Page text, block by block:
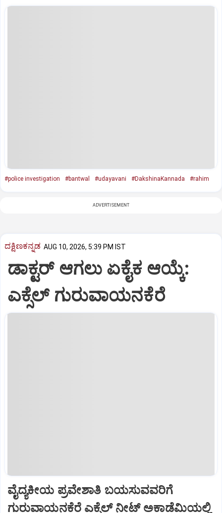
#police investigation #bantwal #udayavani #DakshinaKannada #rahim
ADVERTISEMENT
ದಕ್ಷಿಣಕನ್ನಡ AUG 10, 2026, 5:39 PM IST
ಡಾಕ್ಟರ್ ಆಗಲು ಏಕೈಕ ಆಯ್ಕೆ:
ಎಕ್ಸೆಲ್ ಗುರುವಾಯನಕೆರೆ
ವೈದ್ಯಕೀಯ ಪ್ರವೇಶಾತಿ ಬಯಸುವವರಿಗೆ
ಗುರುವಾಯನಕೆರೆ ಎಕ್ಸೆಲ್ ನೀಟ್ ಅಕಾಡೆಮಿಯಲ್ಲಿ